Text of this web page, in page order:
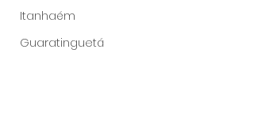
Itanhaém
Guaratinguetá